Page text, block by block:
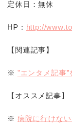
定休日：無休
HP： http://
【関連記事】
※ ”エンタメ記事
【オススメ記事】
※ 病院に行けな